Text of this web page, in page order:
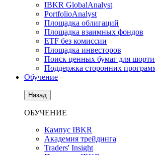
IBKR GlobalAnalyst
PortfolioAnalyst
Площадка облигаций
Площадка взаимных фондов
ETF без комиссии
Площадка инвесторов
Поиск ценных бумаг для
Поддержка сторонних
Обучение
Назад
ОБУЧЕНИЕ
Кампус IBKR
Академия трейдинга
Traders' Insight